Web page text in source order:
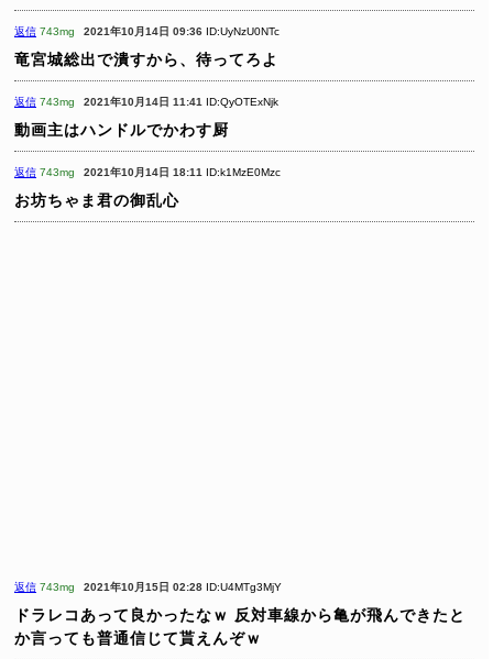
返信 743mg 2021年10月14日 09:36 ID:UyNzU0NTc
竜宮城総出で潰すから、待ってろよ
返信 743mg 2021年10月14日 11:41 ID:QyOTExNjk
動画主はハンドルでかわす厨
返信 743mg 2021年10月14日 18:11 ID:k1MzE0Mzc
お坊ちゃま君の御乱心
返信 743mg 2021年10月15日 02:28 ID:U4MTg3MjY
ドラレコあって良かったなｗ
反対車線から亀が飛んできたと
か言っても普通信じて貰えんぞｗ